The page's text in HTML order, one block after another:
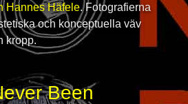
Hannes Häfele. Fotografierna
och konceptuella väv
kropp.
Been